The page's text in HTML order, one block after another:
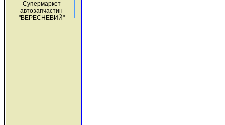
Супермаркет
автозапчастин
"ВЕРЕСНЕВИЙ"